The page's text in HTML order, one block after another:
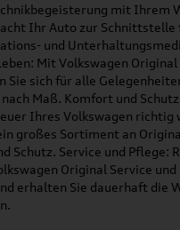
mit Ihrem
Ihr Auto zur Schnittstelle
und
Mit Volkswagen
Sie sich für alle
Maß. Komfort und
Ihres Volkswagen richtig
großes Sortiment an
Schutz. Service und Pflege:
Original Service
erhalten Sie dauerhaft die